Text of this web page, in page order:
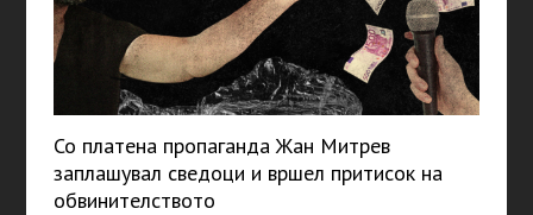
Со платена пропаганда Жан Митрев
заплашувал сведоци и вршел притисок на
обвинителството